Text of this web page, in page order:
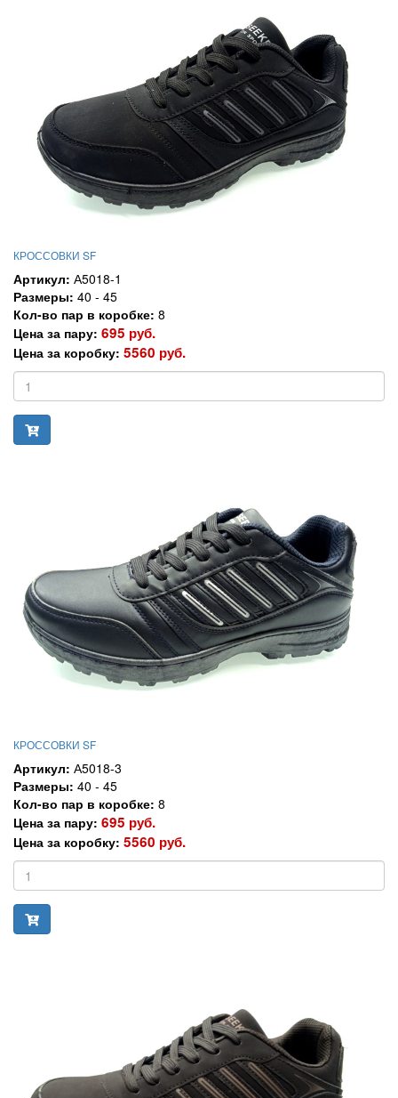
КРОССОВКИ SF
Артикул: А5018-1
Размеры: 40 - 45
Кол-во пар в коробке: 8
Цена за пару: 695 руб.
Цена за коробку: 5560 руб.
КРОССОВКИ SF
Артикул: А5018-3
Размеры: 40 - 45
Кол-во пар в коробке: 8
Цена за пару: 695 руб.
Цена за коробку: 5560 руб.